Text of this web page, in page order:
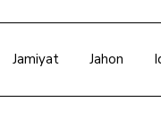
Jamiyat Jahon